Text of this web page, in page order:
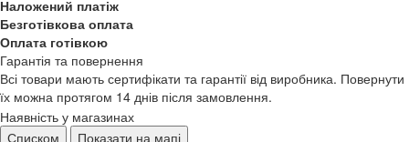
Наложений платіж
Безготівкова оплата
Оплата готівкою
Гарантія та повернення
Всі товари мають сертифікати та гарантії від виробника. Повернути
їх можна протягом 14 днів після замовлення.
Наявність у магазинах
Списком
Показати на мапі